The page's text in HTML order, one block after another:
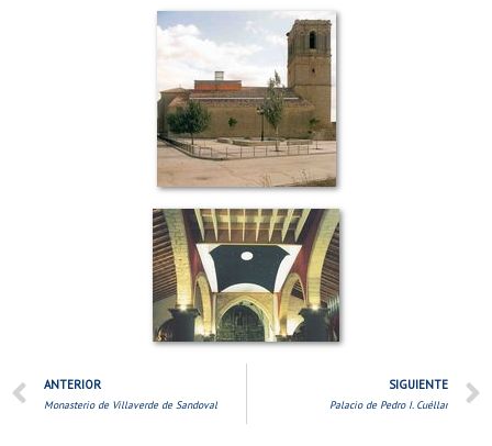
ANTERIOR
Monasterio de Villaverde de Sandoval
SIGUIENTE
Palacio de Pedro I. Cuéllar